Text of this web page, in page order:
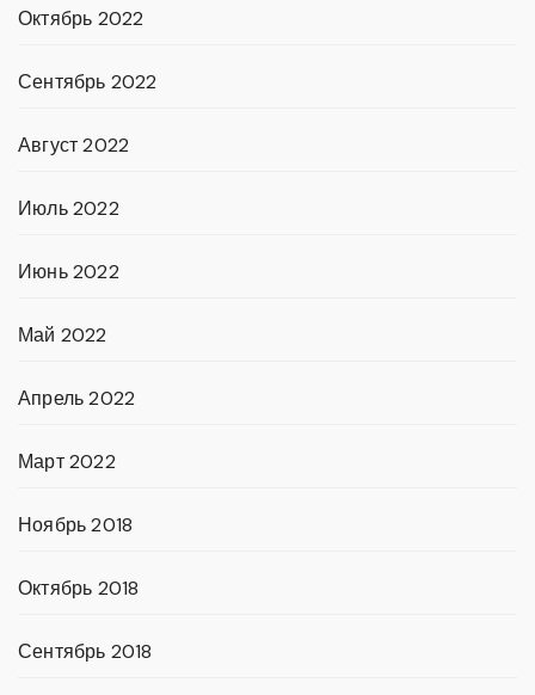
Октябрь 2022
Сентябрь 2022
Август 2022
Июль 2022
Июнь 2022
Май 2022
Апрель 2022
Март 2022
Ноябрь 2018
Октябрь 2018
Сентябрь 2018